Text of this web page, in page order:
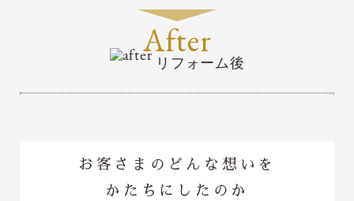
After
リフォーム後
お客さまのどんな想いを
かたちにしたのか